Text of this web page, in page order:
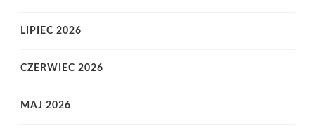
LIPIEC 2026
CZERWIEC 2026
MAJ 2026